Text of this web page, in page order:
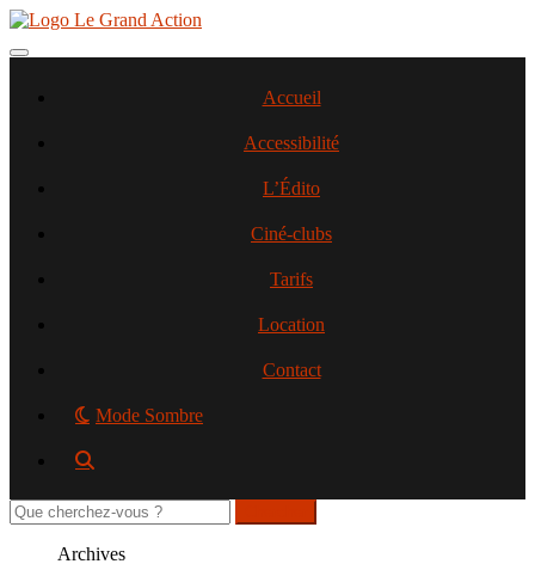
Aller
contenu
Toggle navigation
Accueil
Accessibilité
L’Édito
Ciné-clubs
Tarifs
Location
Contact
Mode Sombre
Rechercher
sur
Archives